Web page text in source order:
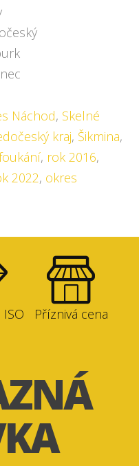
Náchod, Skelné
kraj, Šikmina,
, rok 2016,
2022, okres
Příznivá cena